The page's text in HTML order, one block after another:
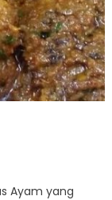
Ayam yang